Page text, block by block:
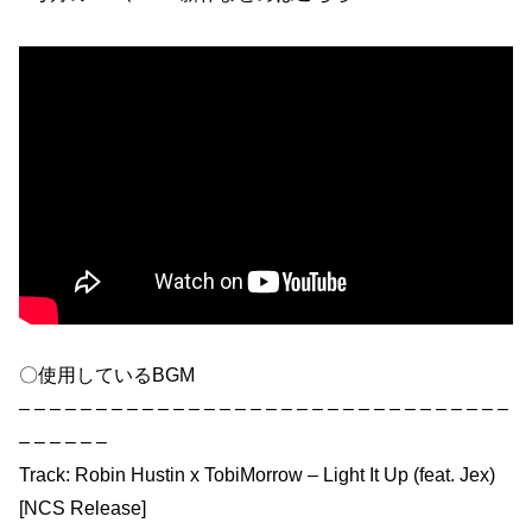
〇使用しているBGM
– – – – – – – – – – – – – – – – – – – – – – – – – – – – – – – –
– – – – – –
Track: Robin Hustin x TobiMorrow – Light It Up (feat. Jex)
[NCS Release]